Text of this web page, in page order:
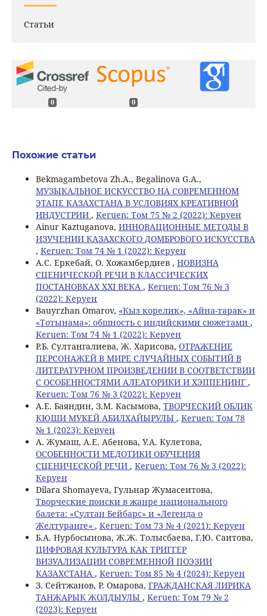
Статьи
0 0
Похожие статьи
Bekmagambetova Zh.A., Begalinova G.A.,
МУЗЫКАЛЬНОЕ ИСКУССТВО НА СОВРЕМЕННОМ
ЭТАПЕ КАЗАХСТАНА В УСЛОВИЯХ КРЕАТИВНОЙ
ИНДУСТРИИ , Keruen: Том 75 № 2 (2022): Керуен
Ainur Kaztuganova, ИННОВАЦИОННЫЕ МЕТОДЫ В
ИЗУЧЕНИИ КАЗАХСКОГО ДОМБРОВОГО ИСКУССТВА
, Keruen: Том 74 № 1 (2022): Керуен
А.С. Еркебай, О. Хожамбердиев , НОВИЗНА
СЦЕНИЧЕСКОЙ РЕЧИ В КЛАССИЧЕСКИХ
ПОСТАНОВКАХ XXI ВЕКА , Keruen: Том 76 № 3
(2022): Керуен
Bauyrzhan Omarov, «Кыз корелик», «Айна-тарак» и
«Тотынама»: общность с индийскими сюжетами ,
Keruen: Том 74 № 1 (2022): Керуен
Р.Б. Султангалиева, Ж. Харисова, ОТРАЖЕНИЕ
ПЕРСОНАЖЕЙ В МИРЕ СЛУЧАЙНЫХ СОБЫТИЙ В
ЛИТЕРАТУРНОМ ПРОИЗВЕДЕНИИ В СООТВЕТСТВИИ
С ОСОБЕННОСТЯМИ АЛЕАТОРИКИ И ХЭППЕНИНГ ,
Keruen: Том 76 № 3 (2022): Керуен
A.E. Баяндин, З.М. Касымова, ТВОРЧЕСКИЙ ОБЛИК
КЮШИ МУКЕЙ АБИЛХАЙЫРУЛЫ , Keruen: Том 78
№ 1 (2023): Керуен
А. Жумаш, А.Е. Абенова, У.А. Кулетова,
ОСОБЕННОСТИ МЕДОТИКИ ОБУЧЕНИЯ
СЦЕНИЧЕСКОЙ РЕЧИ , Keruen: Том 76 № 3 (2022):
Керуен
Dilara Shomayeva, Гульнар Жумасеитова,
Творческие поиски в жанре национального
балета: «Султан Бейбарс» и «Легенда о
Желтуранге» , Keruen: Том 73 № 4 (2021): Керуен
Б.А. Нурбосынова, Ж.Ж. Толысбаева, Г.Ю. Саитова,
ЦИФРОВАЯ КУЛЬТУРА КАК ТРИГГЕР
ВИЗУАЛИЗАЦИИ СОВРЕМЕННОЙ ПОЭЗИИ
КАЗАХСТАНА , Keruen: Том 85 № 4 (2024): Керуен
З. Сейтжанов, Р. Омарова, ГРАЖДАНСКАЯ ЛИРИКА
ТАНЖАРЫК ЖОЛДЫУЛЫ , Keruen: Том 79 № 2
(2023): Керуен